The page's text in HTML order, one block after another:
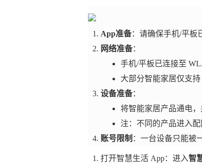
App准备：请确保手机/平板
网络准备：
手机/平板已连接至
大部分智能家居仅支
设备准备：
将智能家居产品通电，
注：不同的产品进入
账号限制 ：一台设备只能被
打开智慧生活 App：进入智